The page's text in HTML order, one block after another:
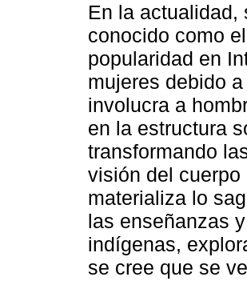
En la actualidad,
conocido como el
popularidad en
mujeres debido
involucra a
en la estructura
transformando
visión del
materializa lo
las enseñanzas
indígenas,
se cree que se